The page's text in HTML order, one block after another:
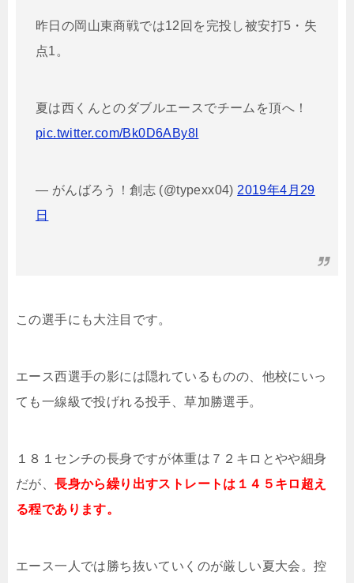
昨日の岡山東商戦では12回を完投し被安打5・失
点1。
夏は西くんとのダブルエースでチームを頂へ！
pic.twitter.com/Bk0D6ABy8l
— がんばろう！創志 (@typexx04) 2019年4月29
日
この選手にも大注目です。
エース西選手の影には隠れているものの、他校にいっ
ても一線級で投げれる投手、草加勝選手。
１８１センチの長身ですが体重は７２キロとやや細身
だが、長身から繰り出すストレートは１４５キロ超え
る程であります。
エース一人では勝ち抜いていくのが厳しい夏大会。控